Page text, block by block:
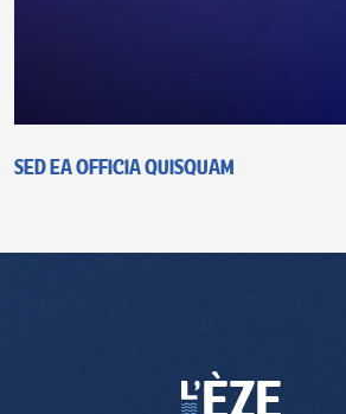
Sed ea officia quisquam